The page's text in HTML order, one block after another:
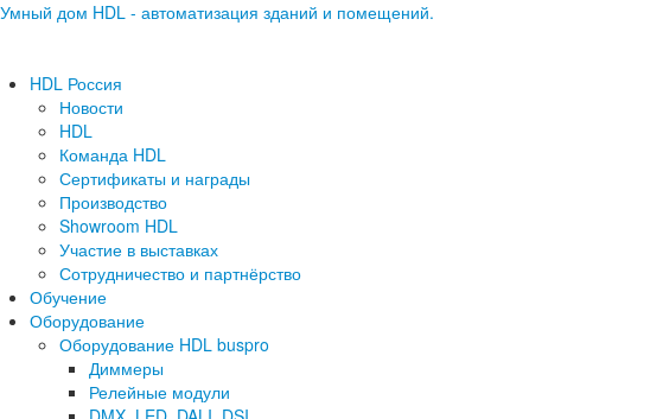
Умный дом HDL - автоматизация зданий и помещений.
HDL Россия
Новости
HDL
Команда HDL
Сертификаты и награды
Производство
Showroom HDL
Участие в выставках
Сотрудничество и партнёрство
Обучение
Оборудование
Оборудование HDL buspro
Диммеры
Релейные модули